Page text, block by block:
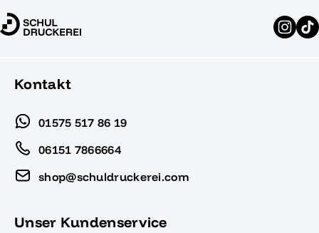
Kontakt
01575 517 86 19
06151 7866664
shop@schuldruckerei.com
Unser Kundenservice